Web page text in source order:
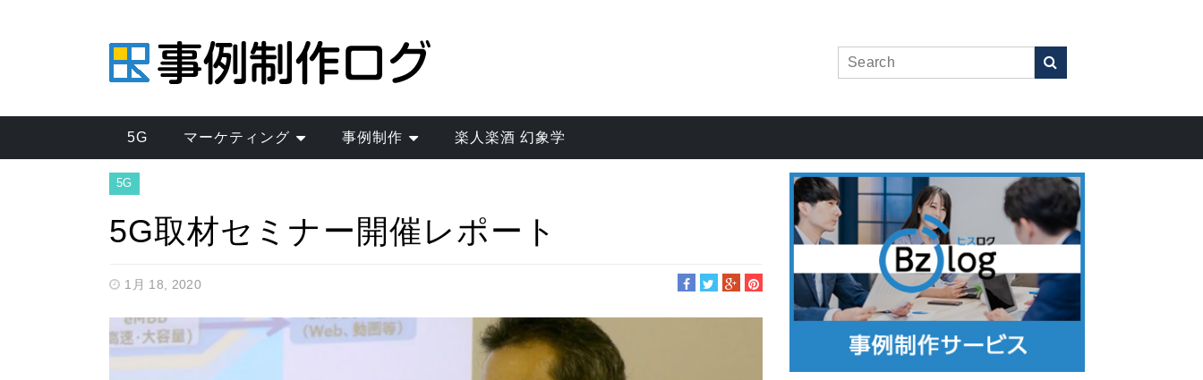
5G マーケティング 事例制作 楽人楽酒 幻象学
5G
5G取材セミナー開催レポート
1月 18, 2020